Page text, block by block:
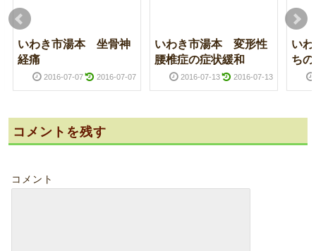
いわき市湯本 坐骨神
経痛
2016-07-07 2016-07-07
いわき市湯本 変形性
腰椎症の症状緩和
2016-07-13 2016-07-13
い
ち
コメントを残す
コメント